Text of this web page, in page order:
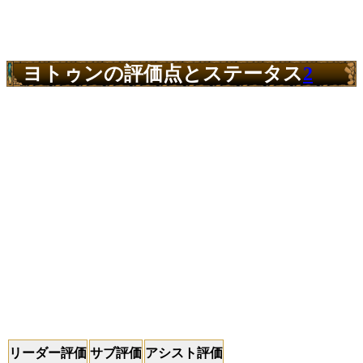
ヨトゥンの評価点とステータス2
リーダー評価 サブ評価 アシスト評価